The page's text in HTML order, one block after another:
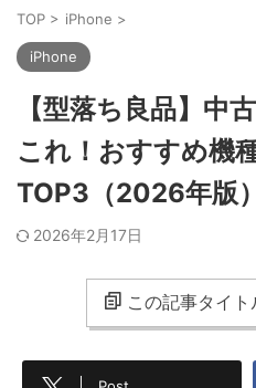
TOP > iPhone >
iPhone
【型落ち良品】中
これ！おすすめ機
TOP3（2026年版）
2026年2月17日
この記事タイ